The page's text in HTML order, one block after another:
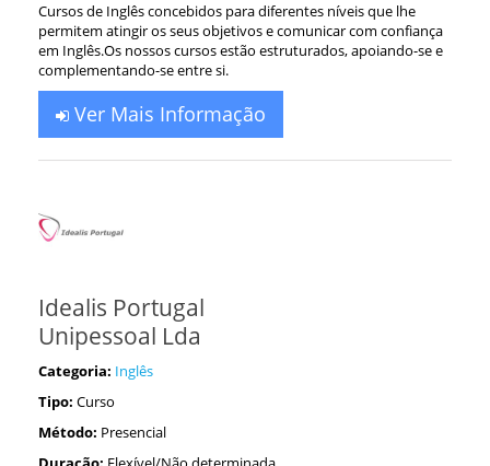
Cursos de Inglês concebidos para diferentes níveis que lhe
permitem atingir os seus objetivos e comunicar com confiança
em Inglês.Os nossos cursos estão estruturados, apoiando-se e
complementando-se entre si.
Ver Mais Informação
Idealis Portugal
Unipessoal Lda
Categoria: Inglês
Tipo: Curso
Método: Presencial